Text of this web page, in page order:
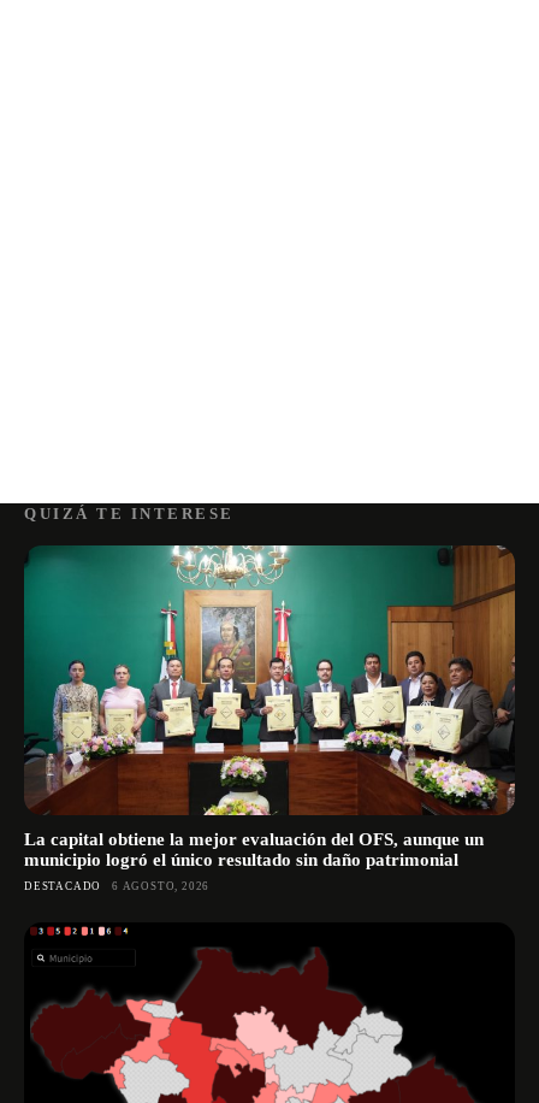
QUIZÁ TE INTERESE
La capital obtiene la mejor evaluación del OFS, aunque un
municipio logró el único resultado sin daño patrimonial
DESTACADO 6 AGOSTO, 2026